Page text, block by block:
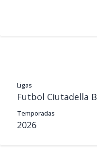
Ligas
Futbol Ciutadella B
Temporadas
2026